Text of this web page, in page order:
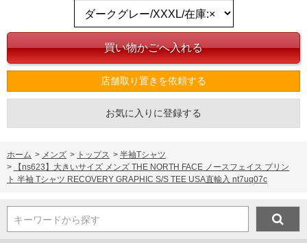
店舗取り置きを依頼する
お気に入りに登録する
ホーム > メンズ > トップス > 半袖Tシャツ
>
【ns623】大きいサイズ メンズ THE NORTH FACE ノースフェイス プリン
ト 半袖 Tシャツ RECOVERY GRAPHIC S/S TEE USA直輸入 nt7uq07c
キーワードから探す